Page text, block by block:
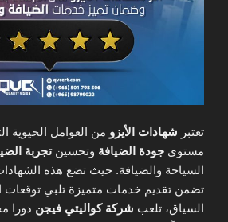
تعتبر شهادات الأيزو من العوامل الحيوية
مستوى جودة الضيافة وتحسينتجربة
السياحة والضيافة. حيث تضع هذه
تضمن تقديم خدمات متميزة تلبي توقعات
السياق، تلعب شركة كواليتي فيجن دورا